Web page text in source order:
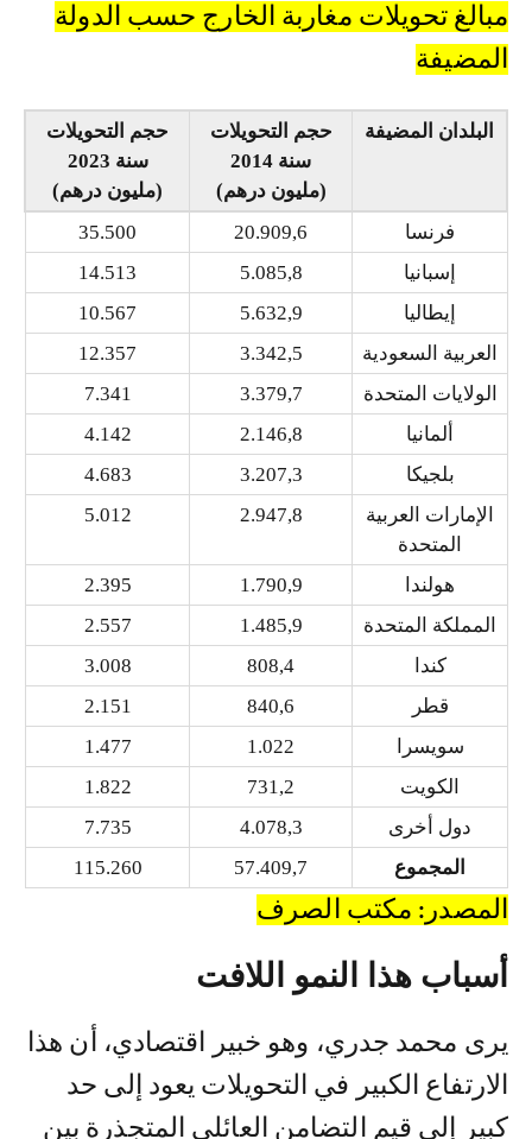
مبالغ تحويلات مغاربة الخارج حسب الدولة
المضيفة
البلدان المضيفة
حجم التحويلات
سنة 2014
(مليون درهم)
حجم التحويلات
سنة 2023
(مليون درهم)
فرنسا
20.909,6
35.500
إسبانيا
5.085,8
14.513
إيطاليا
5.632,9
10.567
العربية السعودية
3.342,5
12.357
الولايات المتحدة
3.379,7
7.341
ألمانيا
2.146,8
4.142
بلجيكا
3.207,3
4.683
الإمارات العربية
المتحدة
2.947,8
5.012
هولندا 1.790,9
2.395
المملكة المتحدة
1.485,9
2.557
كندا
808,4
3.008
قطر
840,6
2.151
سويسرا
1.022
1.477
الكويت
731,2
1.822
دول أخرى
4.078,3
7.735
المجموع
57.409,7
115.260
المصدر: مكتب الصرف
أسباب هذا النمو اللافت
يرى محمد جدري، وهو خبير اقتصادي، أن هذا
الارتفاع الكبير في التحويلات يعود إلى حد
كبير إلى قيم التضامن العائلي المتجذرة بين